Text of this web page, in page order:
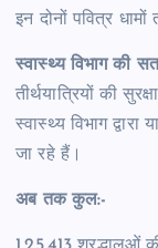
इन दोनों पवित्र
स्वास्थ्य विभाग की
तीर्थयात्रियों की
स्वास्थ्य विभाग द्वारा
जा रहे हैं।
अब तक कुल:-